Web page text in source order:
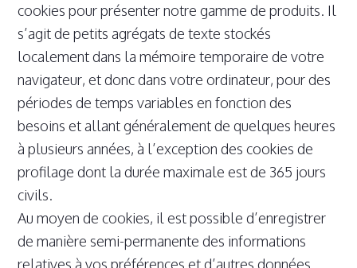
cookies pour présenter notre gamme de produits. Il
s’agit de petits agrégats de texte stockés
localement dans la mémoire temporaire de votre
navigateur, et donc dans votre ordinateur, pour des
périodes de temps variables en fonction des
besoins et allant généralement de quelques heures
à plusieurs années, à l’exception des cookies de
profilage dont la durée maximale est de 365 jours
civils.
Au moyen de cookies, il est possible d’enregistrer
de manière semi-permanente des informations
relatives à vos préférences et d’autres données